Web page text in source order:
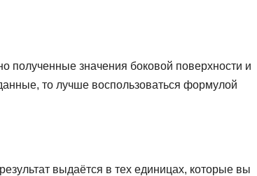
полученные значения боковой поверхности и
то лучше воспользоваться формулой
выдаётся в тех единицах, которые вы